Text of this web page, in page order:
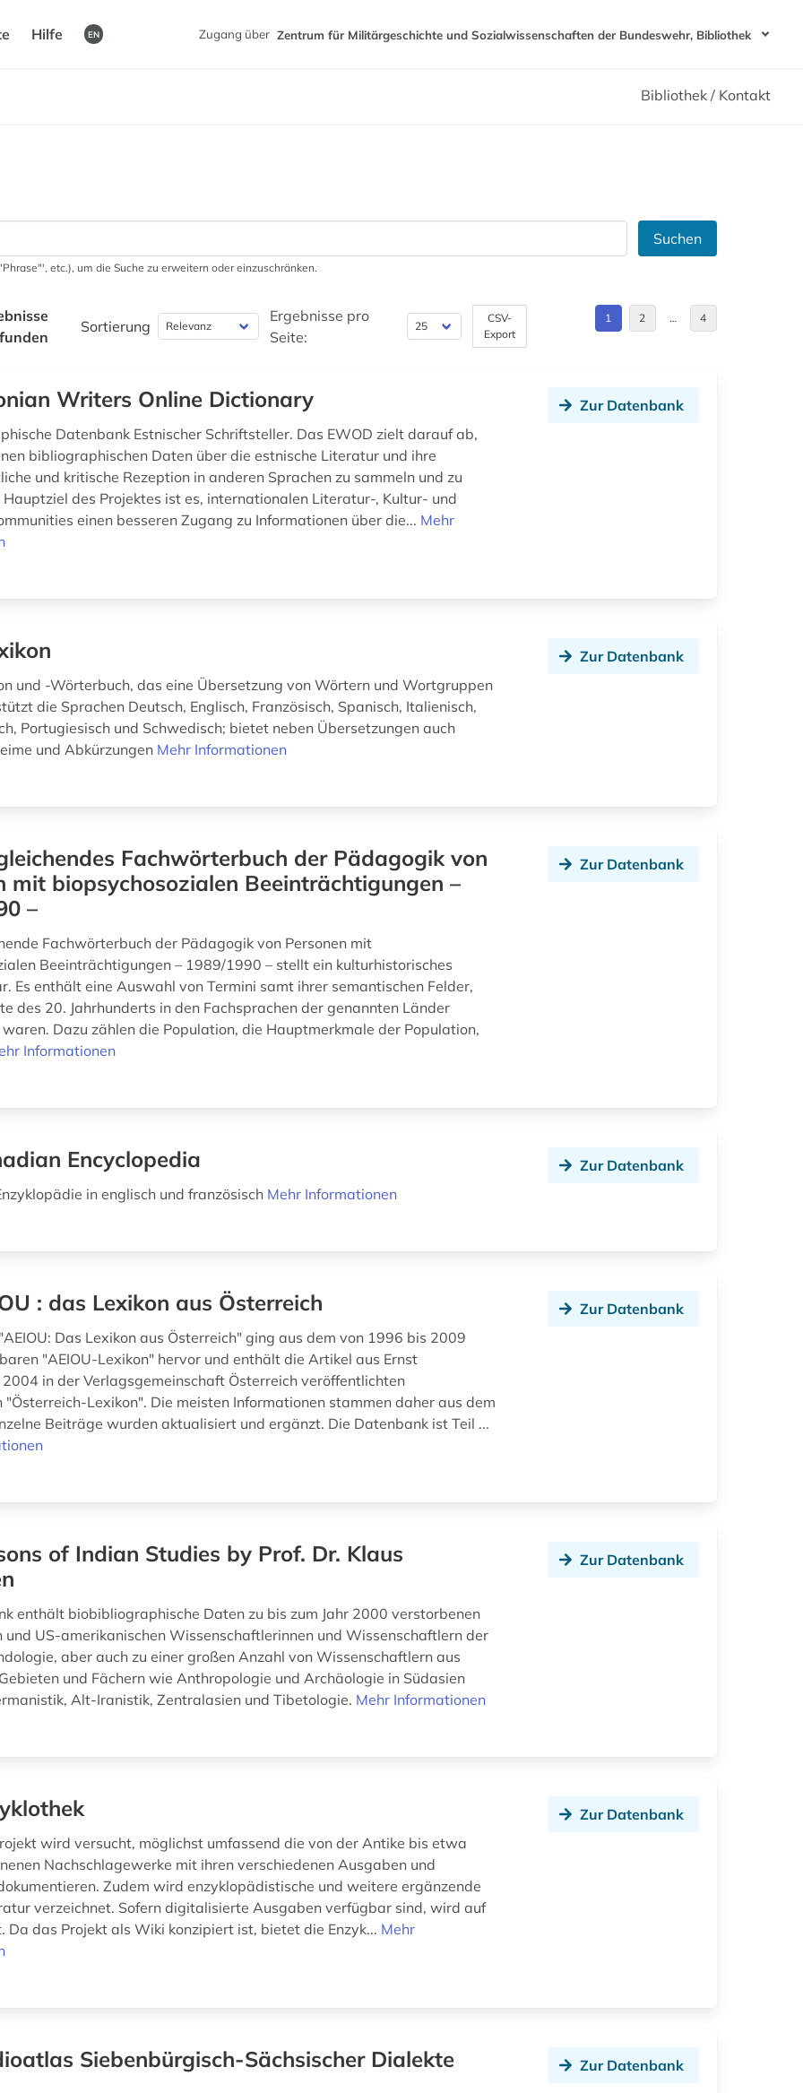
Hilfe EN Zugang über Zentrum für Militärgeschichte und Sozialwissenschaften der Bundeswehr, Bibliothek
Bibliothek / Kontakt
Suchen
etc.), um die Suche zu erweitern oder einzuschränken.
Sortierung
Ergebnisse pro
Seite:
CSV-
Export
1 2 … 4
Writers Online Dictionary
Datenbank Estnischer Schriftsteller. Das EWOD zielt darauf ab,
bibliographischen Daten über die estnische Literatur und ihre
und kritische Rezeption in anderen Sprachen zu sammeln und zu
des Projektes ist es, internationalen Literatur-, Kultur- und
einen besseren Zugang zu Informationen über die... Mehr
Zur Datenbank
und -Wörterbuch, das eine Übersetzung von Wörtern und Wortgruppen
die Sprachen Deutsch, Englisch, Französisch, Spanisch, Italienisch,
Portugiesisch und Schwedisch; bietet neben Übersetzungen auch
und Abkürzungen Mehr Informationen
Zur Datenbank
Fachwörterbuch der Pädagogik von
mit biopsychosozialen Beeinträchtigungen –
–
Fachwörterbuch der Pädagogik von Personen mit
Beeinträchtigungen – 1989/1990 – stellt ein kulturhistorisches
Es enthält eine Auswahl von Termini samt ihrer semantischen Felder,
des 20. Jahrhunderts in den Fachsprachen der genannten Länder
Dazu zählen die Population, die Hauptmerkmale der Population,
Informationen
Zur Datenbank
Encyclopedia
in englisch und französisch Mehr Informationen
Zur Datenbank
: das Lexikon aus Österreich
Das Lexikon aus Österreich" ging aus dem von 1996 bis 2009
"AEIOU-Lexikon" hervor und enthält die Artikel aus Ernst
2004 in der Verlagsgemeinschaft Österreich veröffentlichten
Lexikon". Die meisten Informationen stammen daher aus dem
Beiträge wurden aktualisiert und ergänzt. Die Datenbank ist Teil ...
Zur Datenbank
of Indian Studies by Prof. Dr. Klaus
enthält biobibliographische Daten zu bis zum Jahr 2000 verstorbenen
und US-amerikanischen Wissenschaftlerinnen und Wissenschaftlern der
aber auch zu einer großen Anzahl von Wissenschaftlern aus
und Fächern wie Anthropologie und Archäologie in Südasien
Alt-Iranistik, Zentralasien und Tibetologie. Mehr Informationen
Zur Datenbank
wird versucht, möglichst umfassend die von der Antike bis etwa
Nachschlagewerke mit ihren verschiedenen Ausgaben und
Zudem wird enzyklopädistische und weitere ergänzende
verzeichnet. Sofern digitalisierte Ausgaben verfügbar sind, wird auf
Da das Projekt als Wiki konzipiert ist, bietet die Enzyk... Mehr
Zur Datenbank
Siebenbürgisch-Sächsischer Dialekte
Zur Datenbank